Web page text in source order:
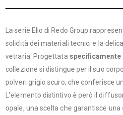
La serie Elio di Redo Group
solidità dei materiali tecnici e la
vetraria. Progettata specificamente
collezione si distingue per il suo
polveri grigio scuro, che conferisce
L'elemento distintivo è però il
opale, una scelta che garantisce una